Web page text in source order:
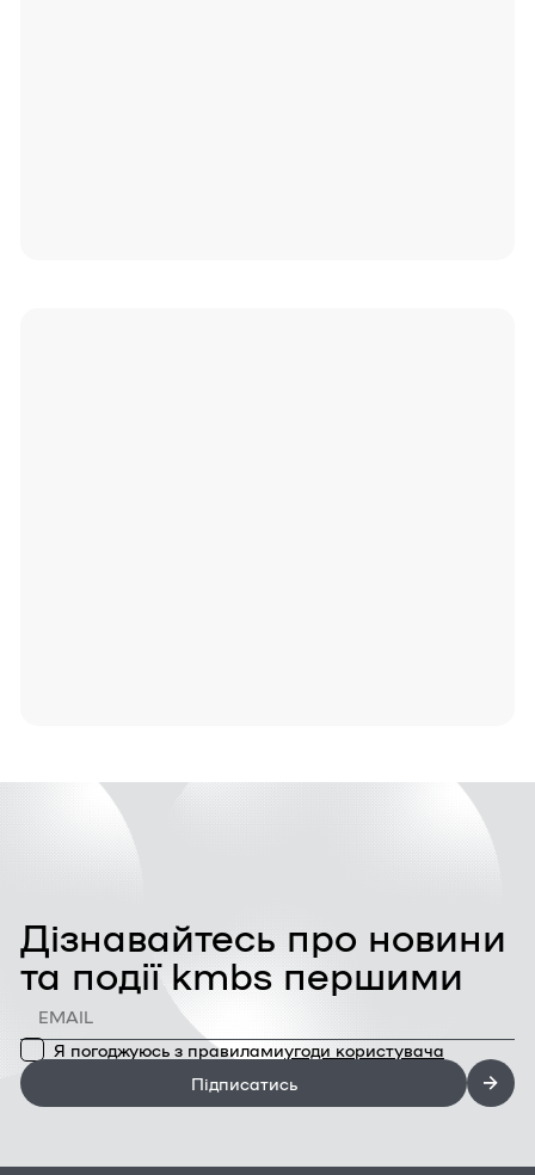
Дізнавайтесь про новини
та події kmbs першими
Я погоджуюсь з правиламиугоди користувача
Підписатись